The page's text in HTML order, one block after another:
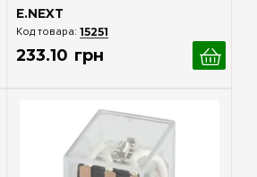
E.NEXT
15251
233.10 грн